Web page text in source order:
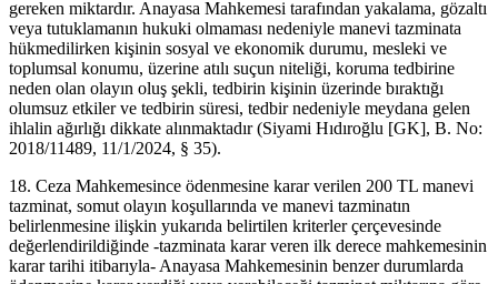
gereken miktardır. Anayasa Mahkemesi tarafından yakalama, gözaltı
veya tutuklamanın hukuki olmaması nedeniyle manevi tazminata
hükmedilirken kişinin sosyal ve ekonomik durumu, mesleki ve
toplumsal konumu, üzerine atılı suçun niteliği, koruma tedbirine
neden olan olayın oluş şekli, tedbirin kişinin üzerinde bıraktığı
olumsuz etkiler ve tedbirin süresi, tedbir nedeniyle meydana gelen
ihlalin ağırlığı dikkate alınmaktadır (Siyami Hıdıroğlu [GK], B. No:
2018/11489, 11/1/2024, § 35).
18. Ceza Mahkemesince ödenmesine karar verilen 200 TL manevi
tazminat, somut olayın koşullarında ve manevi tazminatın
belirlenmesine ilişkin yukarıda belirtilen kriterler çerçevesinde
değerlendirildiğinde -tazminata karar veren ilk derece mahkemesinin
karar tarihi itibarıyla- Anayasa Mahkemesinin benzer durumlarda